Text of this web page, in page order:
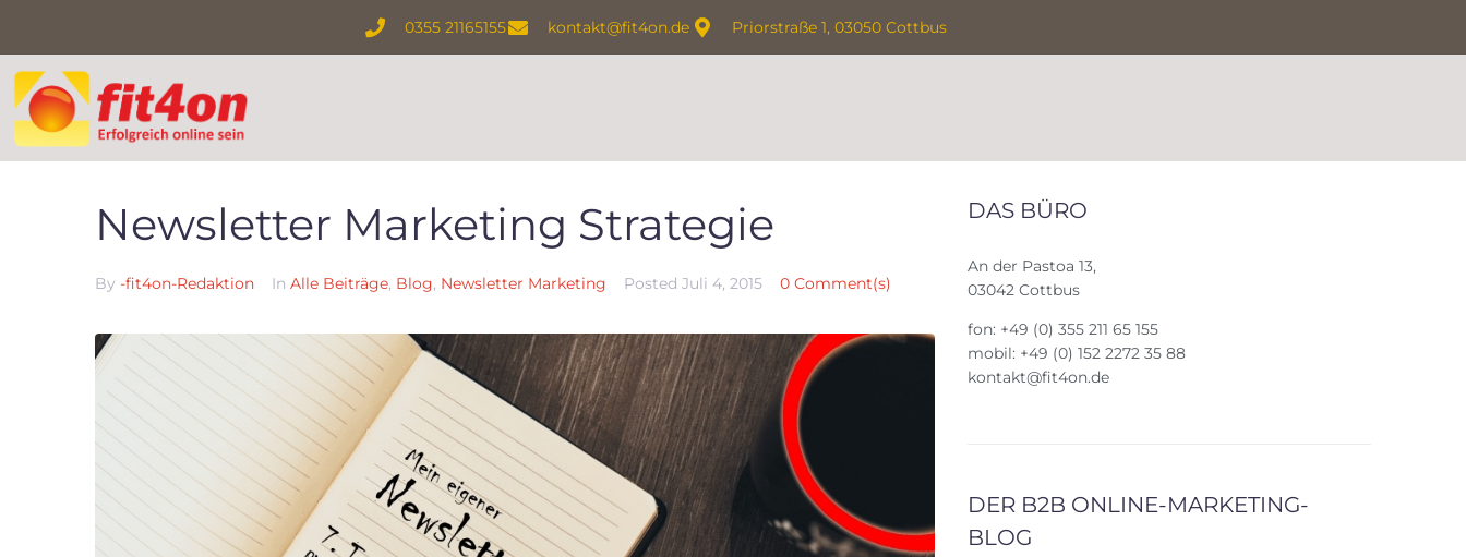
0355 21165155 kontakt@fit4on.de Priorstraße 1, 03050 Cottbus
Newsletter Marketing Strategie
By -fit4on-Redaktion In Alle Beiträge, Blog, Newsletter Marketing Posted Juli 4, 2015 0 Comment(s)
DAS BÜRO
An der Pastoa 13,
03042 Cottbus
fon: +49 (0) 355 211 65 155
mobil: +49 (0) 152 2272 35 88
kontakt@fit4on.de
DER B2B ONLINE-MARKETING-
BLOG